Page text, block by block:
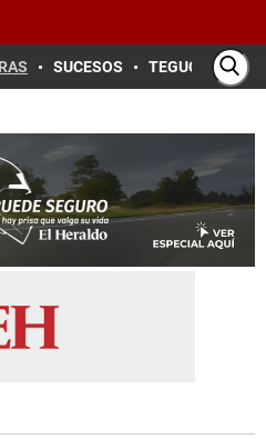
SUCESOS TEGUCIGALPA